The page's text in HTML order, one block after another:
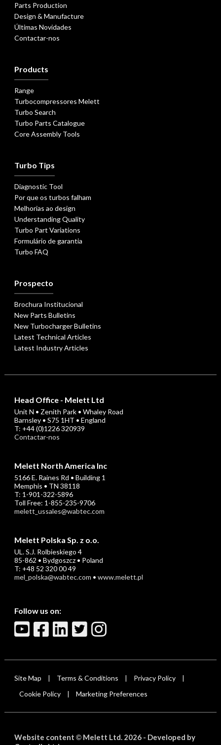
Parts Production
Design & Manufacture
Últimas Novidades
Contactar-nos
Products
Range
Turbocompressores Melett
Turbo Search
Turbo Parts Catalogue
Core Assembly Tools
Turbo Tips
Diagnostic Tool
Por que os turbos falham
Melhorias ao design
Understanding Quality
Turbo Part Variations
Formulário de garantia
Turbo FAQ
Prospecto
Brochura Institucional
New Parts Bulletins
New Turbocharger Bulletins
Latest Technical Articles
Latest Industry Articles
Head Office - Melett Ltd
Unit N • Zenith Park • Whaley Road
Barnsley • S75 1HT • England
T: +44 (0)1226 320939
Contactar-nos
Melett North America Inc
5166 E. Raines Rd • Building 1
Memphis • TN 38118
T: 1-901-322-5896
Toll Free: 1-855-235-9706
melett_ussales@wabtec.com
Melett Polska Sp. z o.o.
UL. S.J. Rolbieskiego 4
85-862 • Bydgoszcz • Poland
T: +48 52 320 00 49
mel_polska@wabtec.com • www.melett.pl
Follow us on:
Site Map Terms & Conditions Privacy Policy
Cookie Policy Marketing Preferences
Website content ©Melett Ltd. 2026 - Developed by